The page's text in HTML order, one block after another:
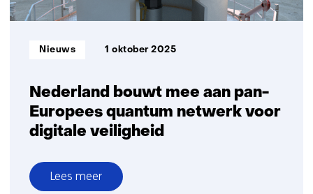
industrialiseren
Nederland bouwt mee aan pan-
Europees quantum netwerk voor
digitale veiligheid
Informatietype:
Nieuws 1 oktober 2025
Lees meer